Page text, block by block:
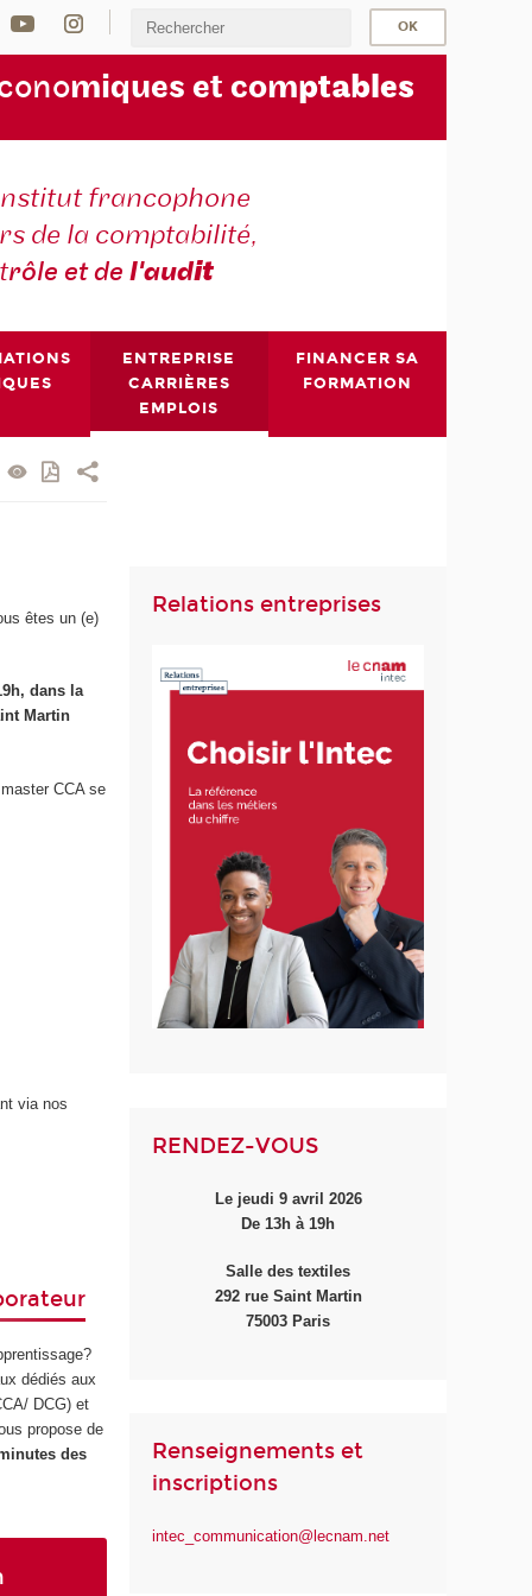
miques et comptables
francophone
de la comptabilité,
rôle et del'audit
ENTREPRISE
CARRIÈRES
EMPLOIS
FINANCER SA
FORMATION
êtes un (e)
dans la
Martin
CCA se
via nos
dédiés aux
DCG) et
propose de
des
Relations entreprises
RENDEZ-VOUS
Le jeudi 9 avril 2026
De 13h à 19h
Salle des textiles
292 rue Saint Martin
75003 Paris
Renseignements et
inscriptions
intec_communication@lecnam.net